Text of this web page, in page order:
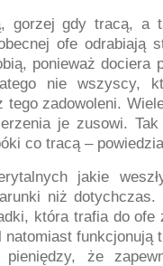
gorzej gdy tracą, a
ofe odrabiają
ponieważ
nie wszyscy,
tego zadowoleni.
je zusowi.
co tracą –
jakie
niż
która trafia do
natomiast
że